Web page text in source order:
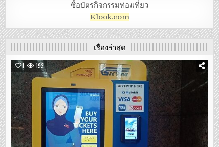
ซื้อบัตรกิจกรรมท่องเที่ยว
Klook.com
เรื่องล่าสุด
1 193